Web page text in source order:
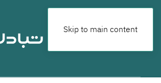
Skip to main content